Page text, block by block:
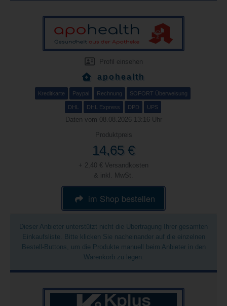
Profil einsehen
apohealth
Kreditkarte Paypal Rechnung SOFORT Überweisung
DHL DHL Express DPD UPS
Daten vom 08.08.2026 13:16 Uhr
Produktpreis
14,65 €
+ 2,40 € Versandkosten
& inkl. MwSt.
im Shop bestellen
Dieser Anbieter unterstützt nicht die Übertragung Ihrer gesamten
Einkaufsliste. Bitte klicken Sie nacheinander auf die einzelnen
Bestell-Buttons, um die Produkte manuell beim Anbieter in den
Warenkorb zu legen.